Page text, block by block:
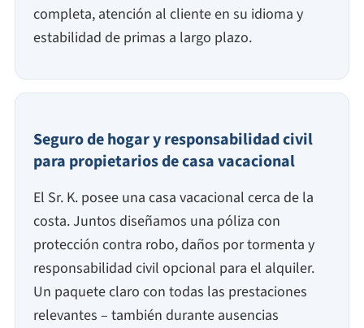
completa, atención al cliente en su idioma y
estabilidad de primas a largo plazo.
Seguro de hogar y responsabilidad civil
para propietarios de casa vacacional
El Sr. K. posee una casa vacacional cerca de la
costa. Juntos diseñamos una póliza con
protección contra robo, daños por tormenta y
responsabilidad civil opcional para el alquiler.
Un paquete claro con todas las prestaciones
relevantes – también durante ausencias